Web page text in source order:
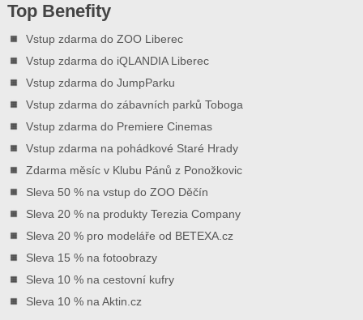
Top Benefity
Vstup zdarma do ZOO Liberec
Vstup zdarma do iQLANDIA Liberec
Vstup zdarma do JumpParku
Vstup zdarma do zábavních parků Toboga
Vstup zdarma do Premiere Cinemas
Vstup zdarma na pohádkové Staré Hrady
Zdarma měsíc v Klubu Pánů z Ponožkovic
Sleva 50 % na vstup do ZOO Děčín
Sleva 20 % na produkty Terezia Company
Sleva 20 % pro modeláře od BETEXA.cz
Sleva 15 % na fotoobrazy
Sleva 10 % na cestovní kufry
Sleva 10 % na Aktin.cz